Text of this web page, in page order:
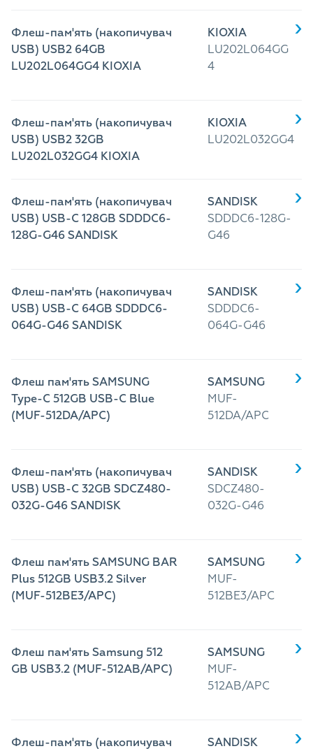
Флеш-пам'ять (накопичувач
USB) USB2 64GB
LU202L064GG4 KIOXIA
KIOXIA
LU202L064GG
4
Флеш-пам'ять (накопичувач
USB) USB2 32GB
LU202L032GG4 KIOXIA
KIOXIA
LU202L032GG4
Флеш-пам'ять (накопичувач
USB) USB-C 128GB SDDDC6-
128G-G46 SANDISK
SANDISK
SDDDC6-128G-
G46
Флеш-пам'ять (накопичувач
USB) USB-C 64GB SDDDC6-
064G-G46 SANDISK
SANDISK
SDDDC6-
064G-G46
Флеш пам'ять SAMSUNG
Type-C 512GB USB-C Blue
(MUF-512DA/APC)
SAMSUNG
MUF-
512DA/APC
Флеш-пам'ять (накопичувач
USB) USB-C 32GB SDCZ480-
032G-G46 SANDISK
SANDISK
SDCZ480-
032G-G46
Флеш пам'ять SAMSUNG BAR
Plus 512GB USB3.2 Silver
(MUF-512BE3/APC)
SAMSUNG
MUF-
512BE3/APC
Флеш пам'ять Samsung 512
GB USB3.2 (MUF-512AB/APC)
SAMSUNG
MUF-
512AB/APC
Флеш-пам'ять (накопичувач
SANDISK